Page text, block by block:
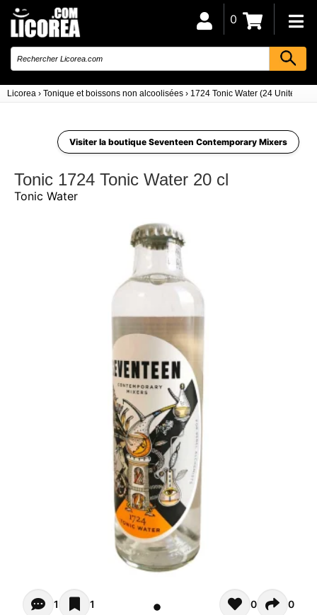
Licorea › Tonique et boissons non alcoolisées › 1724 Tonic Water (24 Unités)
0
Visiter la boutique Seventeen Contemporary Mixers
Tonic 1724 Tonic Water 20 cl
Tonic Water
Opiniones (1)
1 1 0 0